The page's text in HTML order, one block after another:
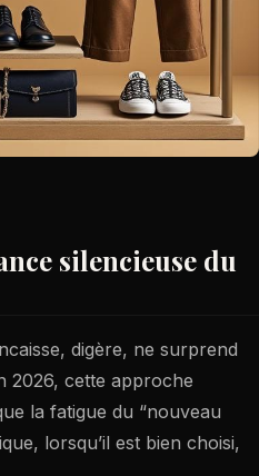
silencieuse du
digère, ne surprend
2026, cette approche
la fatigue du “nouveau
lorsqu’il est bien choisi,